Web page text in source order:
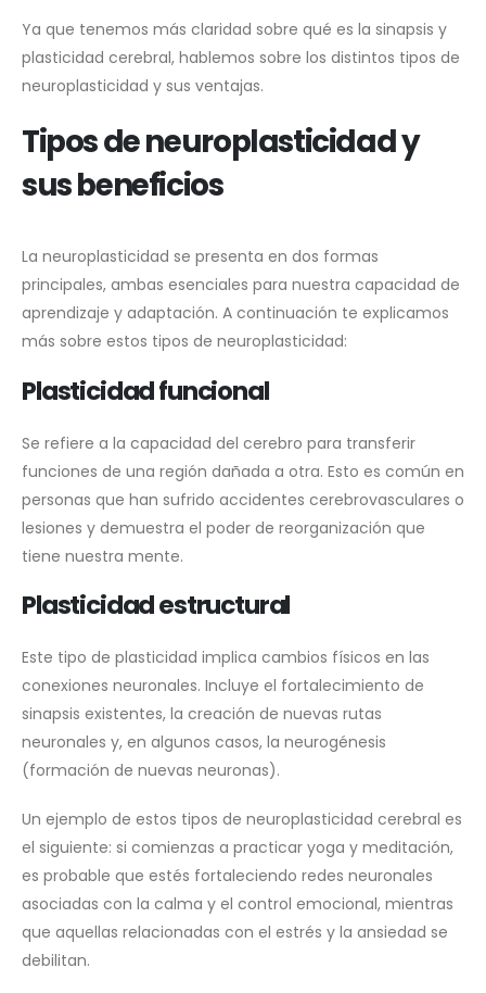
Ya que tenemos más claridad sobre qué es la sinapsis y
plasticidad cerebral, hablemos sobre los distintos tipos de
neuroplasticidad y sus ventajas.
Tipos de neuroplasticidad y
sus beneficios
La neuroplasticidad se presenta en dos formas
principales, ambas esenciales para nuestra capacidad de
aprendizaje y adaptación. A continuación te explicamos
más sobre estos tipos de neuroplasticidad:
Plasticidad funcional
Se refiere a la capacidad del cerebro para transferir
funciones de una región dañada a otra. Esto es común en
personas que han sufrido accidentes cerebrovasculares o
lesiones y demuestra el poder de reorganización que
tiene nuestra mente.
Plasticidad estructural
Este tipo de plasticidad implica cambios físicos en las
conexiones neuronales. Incluye el fortalecimiento de
sinapsis existentes, la creación de nuevas rutas
neuronales y, en algunos casos, la neurogénesis
(formación de nuevas neuronas).
Un ejemplo de estos tipos de neuroplasticidad cerebral es
el siguiente: si comienzas a practicar yoga y meditación,
es probable que estés fortaleciendo redes neuronales
asociadas con la calma y el control emocional, mientras
que aquellas relacionadas con el estrés y la ansiedad se
debilitan.